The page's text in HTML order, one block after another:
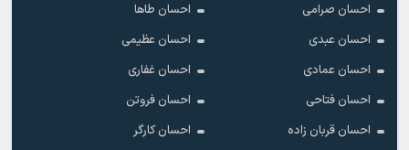
احسان صرامی
احسان طاها
احسان عبدی
احسان عظیمی
احسان عمادی
احسان غفاری
احسان فتاحی
احسان فروتن
احسان قربان زاده
احسان کارگر